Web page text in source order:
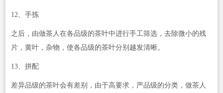
12、手拣
之后，由做茶人在各品级的茶叶中进行手工筛选，去除微小的残
片，黄叶，杂物，使各品级的茶叶分别越发清晰。
13、拼配
差异品级的茶叶会有差别，由于高要求，严品级的分类，做茶人